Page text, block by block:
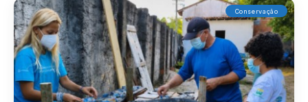
Conservação